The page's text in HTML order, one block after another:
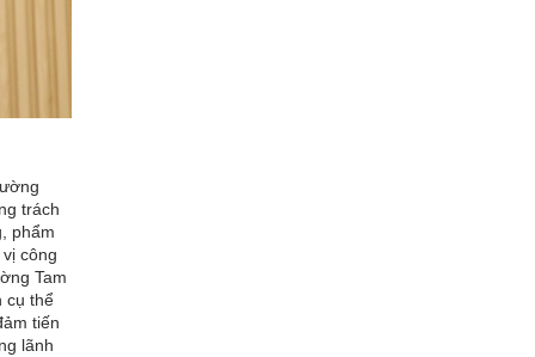
trách
phẩm
công
Tam
cụ thể
tiến
lãnh